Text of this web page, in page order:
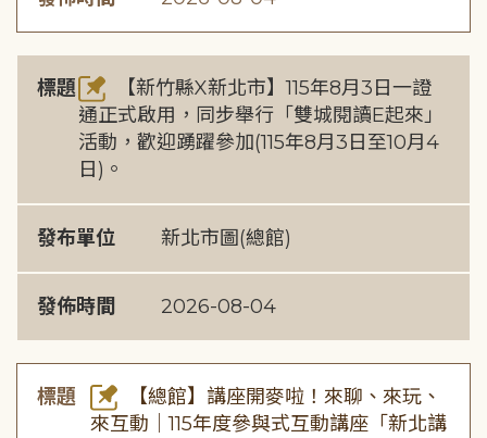
標題
【新竹縣X新北市】115年8月3日一證
通正式啟用，同步舉行「雙城閱讀E起來」
活動，歡迎踴躍參加(115年8月3日至10月4
日)。
發布單位 新北市圖(總館)
發佈時間 2026-08-04
標題
【總館】講座開麥啦！來聊、來玩、
來互動｜115年度參與式互動講座「新北講